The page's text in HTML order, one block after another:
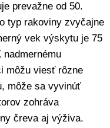
prevažne od 50.
typ rakoviny zvyčajne
vek výskytu je 75
môžu viesť rôzne
môže sa vyvinúť
zohráva
čreva aj výživa.